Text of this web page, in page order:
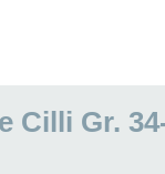
Cilli Gr.